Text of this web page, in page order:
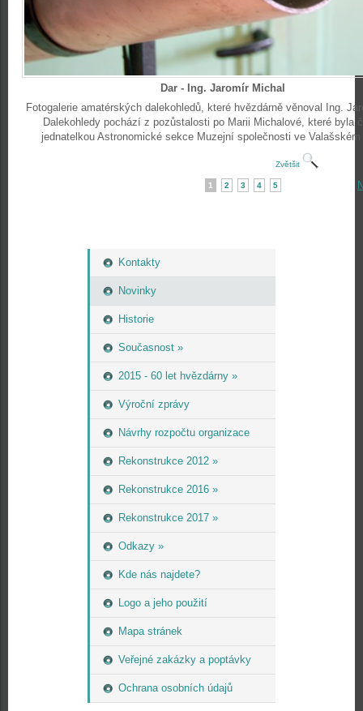
Kontakty
Novinky
Historie
Současnost »
2015 - 60 let hvězdárny »
Výroční zprávy
Návrhy rozpočtu organizace
Rekonstrukce 2012 »
Rekonstrukce 2016 »
Rekonstrukce 2017 »
Odkazy »
Kde nás najdete?
Logo a jeho použití
Mapa stránek
Veřejné zakázky a poptávky
Ochrana osobních údajů
Dar - Ing. Jaromír Michal
Fotogalerie amatérských dalekohledů, které hvězdárně věnoval Ing.
Dalekohledy pochází z pozůstalosti po Marii Michalové, které byla
jednatelkou Astronomické sekce Muzejní společnosti ve
Zvětšit
1 2 3 4 5